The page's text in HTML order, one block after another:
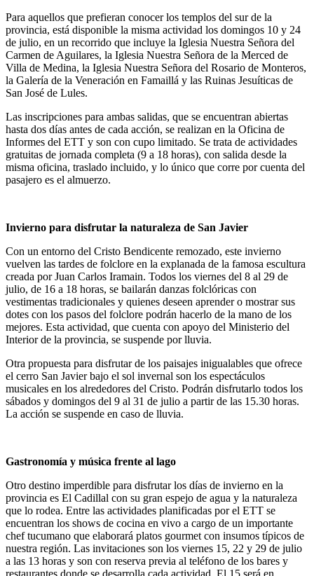
Para aquellos que prefieran conocer los templos del sur de la
provincia, está disponible la misma actividad los domingos 10 y 24
de julio, en un recorrido que incluye la Iglesia Nuestra Señora del
Carmen de Aguilares, la Iglesia Nuestra Señora de la Merced de
Villa de Medina, la Iglesia Nuestra Señora del Rosario de Monteros,
la Galería de la Veneración en Famaillá y las Ruinas Jesuíticas de
San José de Lules.
Las inscripciones para ambas salidas, que se encuentran abiertas
hasta dos días antes de cada acción, se realizan en la Oficina de
Informes del ETT y son con cupo limitado. Se trata de actividades
gratuitas de jornada completa (9 a 18 horas), con salida desde la
misma oficina, traslado incluido, y lo único que corre por cuenta del
pasajero es el almuerzo.
Invierno para disfrutar la naturaleza de San Javier
Con un entorno del Cristo Bendicente remozado, este invierno
vuelven las tardes de folclore en la explanada de la famosa escultura
creada por Juan Carlos Iramain. Todos los viernes del 8 al 29 de
julio, de 16 a 18 horas, se bailarán danzas folclóricas con
vestimentas tradicionales y quienes deseen aprender o mostrar sus
dotes con los pasos del folclore podrán hacerlo de la mano de los
mejores. Esta actividad, que cuenta con apoyo del Ministerio del
Interior de la provincia, se suspende por lluvia.
Otra propuesta para disfrutar de los paisajes inigualables que ofrece
el cerro San Javier bajo el sol invernal son los espectáculos
musicales en los alrededores del Cristo. Podrán disfrutarlo todos los
sábados y domingos del 9 al 31 de julio a partir de las 15.30 horas.
La acción se suspende en caso de lluvia.
Gastronomía y música frente al lago
Otro destino imperdible para disfrutar los días de invierno en la
provincia es El Cadillal con su gran espejo de agua y la naturaleza
que lo rodea. Entre las actividades planificadas por el ETT se
encuentran los shows de cocina en vivo a cargo de un importante
chef tucumano que elaborará platos gourmet con insumos típicos de
nuestra región. Las invitaciones son los viernes 15, 22 y 29 de julio
a las 13 horas y son con reserva previa al teléfono de los bares y
restaurantes donde se desarrolla cada actividad. El 15 será en